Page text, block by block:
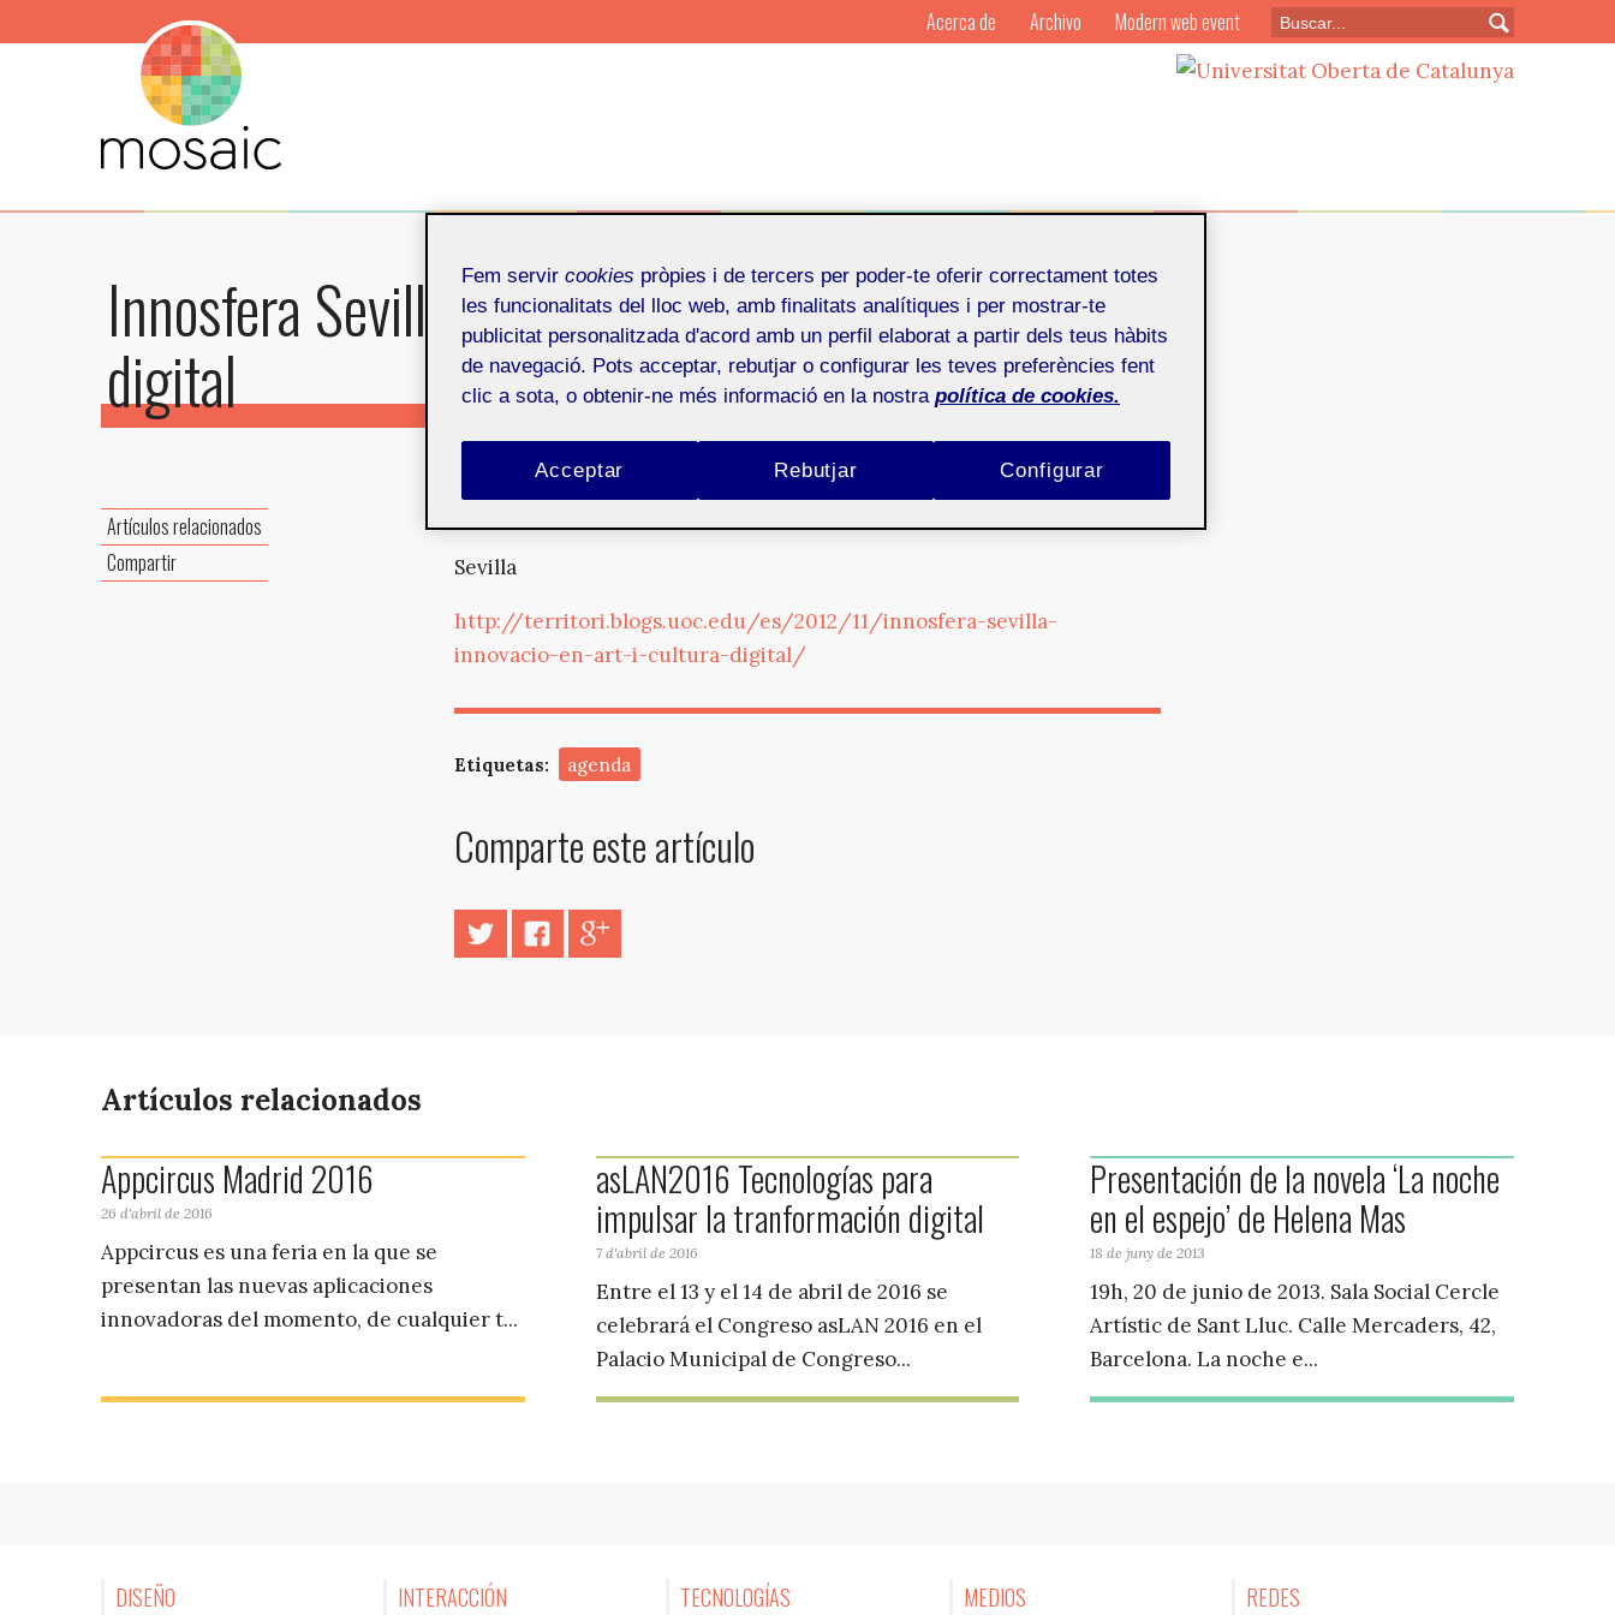
Innosfera Sevilla. Innovación en arte y cultura
digital
PorMosaic Publicado en 30 de novembre de 2012
Artículos relacionados
Compartir
Sevilla
http://territori.blogs.uoc.edu/es/2012/11/innosfera-sevilla-
innovacio-en-art-i-cultura-digital/
Etiquetas: agenda
Comparte este artículo
Twitter Facebook
Artículos relacionados
Appcircus Madrid 2016
26 d'abril de 2016
Appcircus es una feria en la que se
presentan las nuevas aplicaciones
innovadoras del momento, de cualquier t...
asLAN2016 Tecnologías para
impulsar la tranformación digital
7 d'abril de 2016
Entre el 13 y el 14 de abril de 2016 se
celebrará el Congreso asLAN 2016 en el
Palacio Municipal de Congreso...
Presentación de la novela ‘La noche
en el espejo’ de Helena Mas
18 de juny de 2013
19h, 20 de junio de 2013. Sala Social Cercle
Artístic de Sant Lluc. Calle Mercaders, 42,
Barcelona. La noche e...
DISEÑO INTERACCIÓN TECNOLOGÍAS MEDIOS REDES
Acerca de Archivo Modern web event
Fem servir cookies pròpies i de tercers per poder-te oferir correctament totes
les funcionalitats del lloc web, amb finalitats analítiques i per mostrar-te
publicitat personalitzada d'acord amb un perfil elaborat a partir dels teus hàbits
de navegació. Pots acceptar, rebutjar o configurar les teves preferències fent
clic a sota, o obtenir-ne més informació en la nostra política de cookies.
Rebutjar
Acceptar Configurar